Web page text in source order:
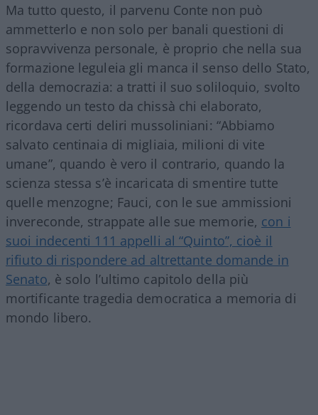
Ma tutto questo, il parvenu Conte non può
ammetterlo e non solo per banali questioni di
sopravvivenza personale, è proprio che nella sua
formazione leguleia gli manca il senso dello Stato,
della democrazia: a tratti il suo soliloquio, svolto
leggendo un testo da chissà chi elaborato,
ricordava certi deliri mussoliniani: “Abbiamo
salvato centinaia di migliaia, milioni di vite
umane”, quando è vero il contrario, quando la
scienza stessa s’è incaricata di smentire tutte
quelle menzogne; Fauci, con le sue ammissioni
invereconde, strappate alle sue memorie, con i
suoi indecenti 111 appelli al “Quinto”, cioè il
rifiuto di rispondere ad altrettante domande in
Senato, è solo l’ultimo capitolo della più
mortificante tragedia democratica a memoria di
mondo libero.